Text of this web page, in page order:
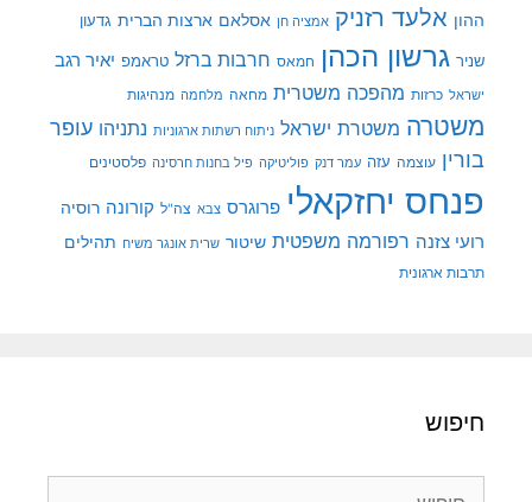
ההון אלעד רזניק אמציה חן אסלאם ארצות הברית גדעון
שניר גרשון הכהן חמאס חרבות ברזל טראמפ יאיר רגב
ישראל כרזות מהפכה משטרית מחאה מלחמה מנהיגות
משטרה משטרת ישראל ניתוח רשתות ארגוניות נתניהו עופר
בורין עוצמה עזה עמר דנק פוליטיקה פיל בחנות חרסינה פלסטינים
פנחס יחזקאלי פרוגרס צבא צה"ל קורונה רוסיה
רועי צזנה רפורמה משפטית שיטור שרית אונגר משיח תהילים
תרבות ארגונית
חיפוש